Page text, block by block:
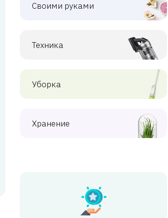
Своими руками
Техника
Уборка
Хранение